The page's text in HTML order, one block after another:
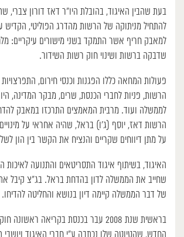
בעת שהבין האיגוד, בהובלת היו”ר דאז דורון צברי,
להתחיל מניתוקה של הרשות מהדרג הפוליטי, הקדיש
למאבק חריף אשר התמקד בשני מישורים עיקריים:
שדבקה ברשות ושינוי חוק רשות השידור.
פעולות המחאה כללו הפגנות וכנסי חירום,
הרשות, פניות לחברי הכנסת, שרים, מבקר המדינה,
לממשלה ועוד. מרבית המאמצים התרכזו במאבק
הרשות דאז, יוסף (ג’ו) בראל, שהיה אחראי על
על מתן דיווחים שקריים והנציח את הקשר בין הון
האיגוד, בשיתוף איגוד התסריטאים והתנועה לאיכות
שחייב את הממשלה לדון בהדחת בראל. בג”צ קיבל
של דבר הממשלה קיימה דיון בנושא והחליטה להדיחו.
בראשית שנת 2008 עבר בכנסת בקריאה
החדש, שהטיוטה שלו נכתבה ע”י חברי האיגוד